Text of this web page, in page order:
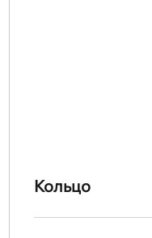
Кольцо